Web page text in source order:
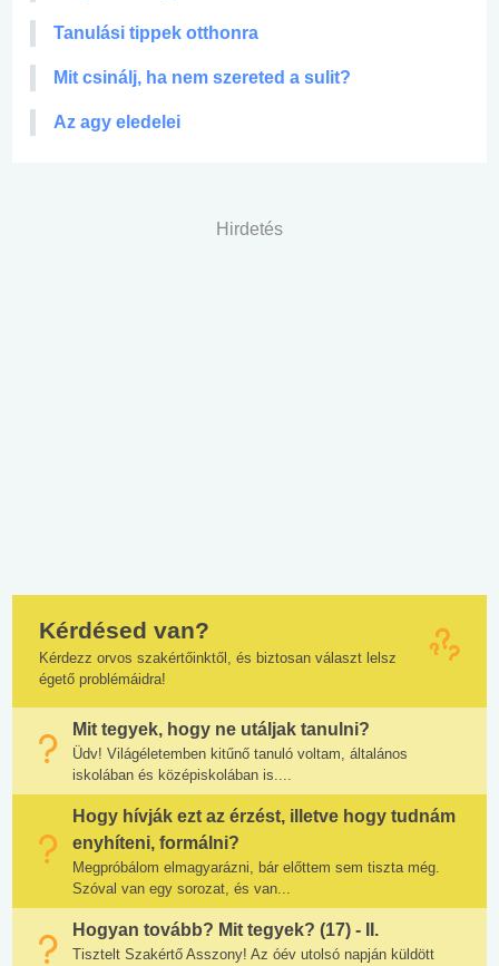
Tanulási tippek otthonra
Mit csinálj, ha nem szereted a sulit?
Az agy eledelei
Hirdetés
Kérdésed van?
Kérdezz orvos szakértőinktől, és biztosan választ lelsz
égető problémáidra!
Mit tegyek, hogy ne utáljak tanulni?
Üdv! Világéletemben kitűnő tanuló voltam, általános
iskolában és középiskolában is....
Hogy hívják ezt az érzést, illetve hogy tudnám
enyhíteni, formálni?
Megpróbálom elmagyarázni, bár előttem sem tiszta még.
Szóval van egy sorozat, és van...
Hogyan tovább? Mit tegyek? (17) - II.
Tisztelt Szakértő Asszony! Az óév utolsó napján küldött